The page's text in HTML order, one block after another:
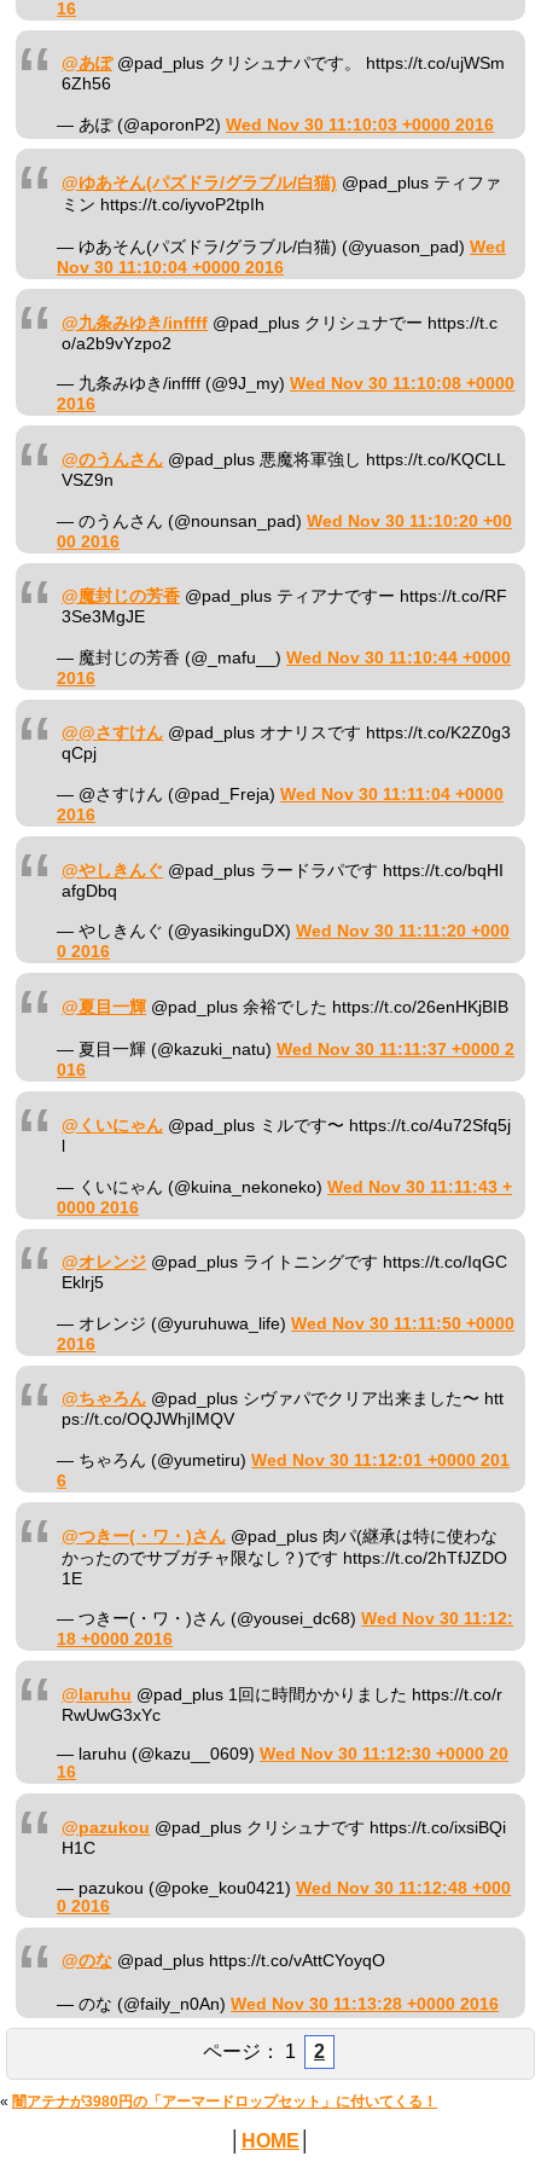
16
@あぽ@pad_plus クリシュナパです。 https://t.co/ujWSm
6Zh56
— あぽ (@aporonP2)Wed Nov 30 11:10:03 +0000 2016
@ゆあそん(パズドラ/グラブル/白猫) @pad_plus ティファ
ミン https://t.co/iyvoP2tpIh
— ゆあそん(パズドラ/グラブル/白猫) (@yuason_pad)Wed
Nov 30 11:10:04 +0000 2016
@九条みゆき/inffff @pad_plus クリシュナでー https://t.c
o/a2b9vYzpo2
— 九条みゆき/inffff (@9J_my)Wed Nov 30 11:10:08 +0000
2016
@のうんさん @pad_plus 悪魔将軍強し https://t.co/KQCLL
VSZ9n
— のうんさん (@nounsan_pad)Wed Nov 30 11:10:20 +00
00 2016
@魔封じの芳香 @pad_plus ティアナですー https://t.co/RF
3Se3MgJE
— 魔封じの芳香 (@_mafu__)Wed Nov 30 11:10:44 +0000
2016
@@さすけん @pad_plus オナリスです https://t.co/K2Z0g3
qCpj
— @さすけん (@pad_Freja)Wed Nov 30 11:11:04 +0000
2016
@やしきんぐ @pad_plus ラードラパです https://t.co/bqHI
afgDbq
— やしきんぐ (@yasikinguDX)Wed Nov 30 11:11:20 +000
0 2016
@夏目一輝 @pad_plus 余裕でした https://t.co/26enHKjBIB
— 夏目一輝 (@kazuki_natu)Wed Nov 30 11:11:37 +0000 2
016
@くいにゃん @pad_plus ミルです〜 https://t.co/4u72Sfq5j
— くいにゃん (@kuina_nekoneko)Wed Nov 30 11:11:43 +
0000 2016
@オレンジ @pad_plus ライトニングです https://t.co/IqGC
Eklrj5
— オレンジ (@yuruhuwa_life)Wed Nov 30 11:11:50 +0000
2016
@ちゃろん @pad_plus シヴァパでクリア出来ました〜 htt
ps://t.co/OQJWhjIMQV
— ちゃろん (@yumetiru)Wed Nov 30 11:12:01 +0000 201
6
@つきー(・ワ・)さん @pad_plus 肉パ(継承は特に使わな
かったのでサブガチャ限なし？)です https://t.co/2hTfJZDO
1E
— つきー(・ワ・)さん (@yousei_dc68)Wed Nov 30 11:12:
18 +0000 2016
@laruhu @pad_plus 1回に時間かかりました https://t.co/r
RwUwG3xYc
— laruhu (@kazu__0609)Wed Nov 30 11:12:30 +0000 20
16
@pazukou @pad_plus クリシュナです https://t.co/ixsiBQi
H1C
— pazukou (@poke_kou0421)Wed Nov 30 11:12:48 +000
0 2016
@のな @pad_plus https://t.co/vAttCYoyqO
— のな (@faily_n0An)Wed Nov 30 11:13:28 +0000 2016
ページ： 1 2
« 闇アテナが3980円の「アーマードロップセット」に付いてくる！
HOME